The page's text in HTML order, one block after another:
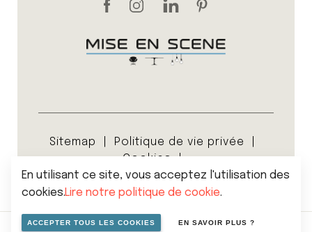
Sitemap
Politique de vie privée
Cookies
Conditions générales de vente
© 2026 Mise en scene
En utilisant ce site, vous acceptez l'utilisation des
cookies.Lire notre politique de cookie.
ACCEPTER TOUS LES COOKIES EN SAVOIR PLUS ?